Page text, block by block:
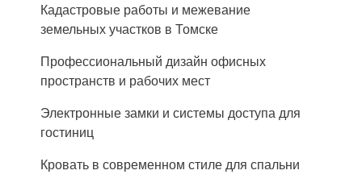
Кадастровые работы и межевание
земельных участков в Томске
Профессиональный дизайн офисных
пространств и рабочих мест
Электронные замки и системы доступа для
гостиниц
Кровать в современном стиле для спальни